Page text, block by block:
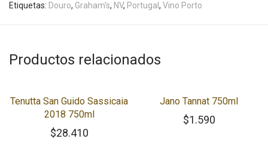
Etiquetas: Douro, Graham's, NV, Portugal , Vino Porto
Productos relacionados
Tenutta San Guido Sassicaia
2018 750ml
$28.410
Jano Tannat 750ml
$1.590